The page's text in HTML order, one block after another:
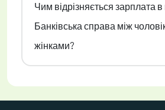
Чим відрізняється зарплата в
Банківська справа між
жінками?